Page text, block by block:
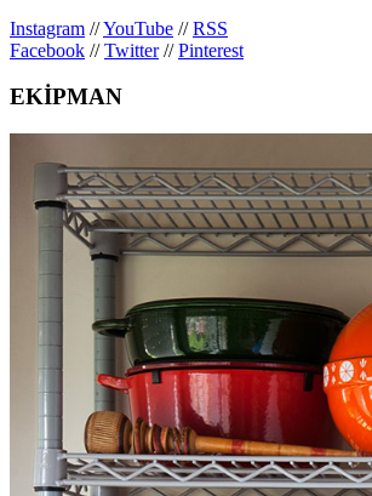
Instagram //YouTube //RSS
Facebook //Twitter//Pinterest
EKİPMAN